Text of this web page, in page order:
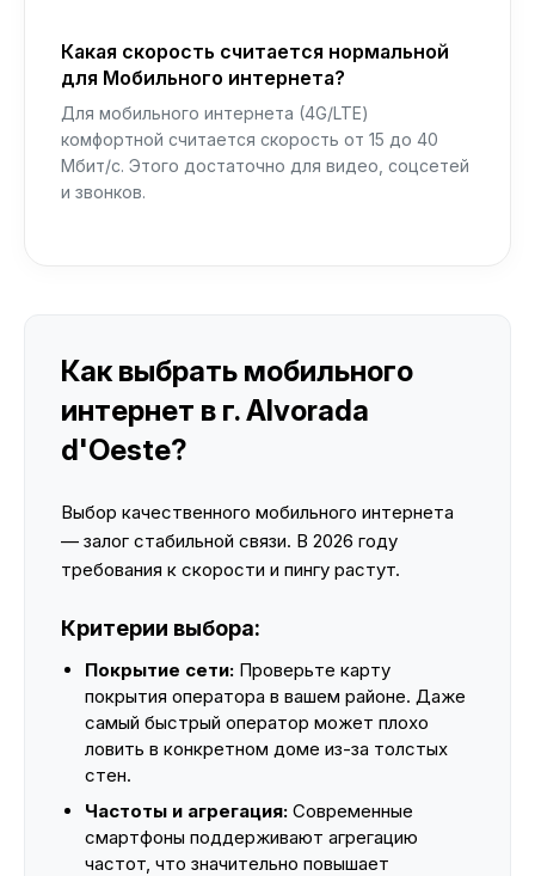
Какая скорость считается нормальной
для Мобильного интернета?
Для мобильного интернета (4G/LTE)
комфортной считается скорость от 15 до 40
Мбит/с. Этого достаточно для видео, соцсетей
и звонков.
Как выбрать мобильного
интернет в г. Alvorada
d'Oeste?
Выбор качественного мобильного интернета
— залог стабильной связи. В 2026 году
требования к скорости и пингу растут.
Критерии выбора:
Покрытие сети: Проверьте карту
покрытия оператора в вашем районе. Даже
самый быстрый оператор может плохо
ловить в конкретном доме из-за толстых
стен.
Частоты и агрегация: Современные
смартфоны поддерживают агрегацию
частот, что значительно повышает